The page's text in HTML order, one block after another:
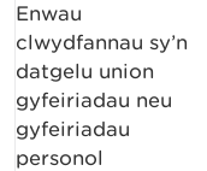
Enwau
clwydfannau sy’n
datgelu union
gyfeiriadau neu
gyfeiriadau
personol